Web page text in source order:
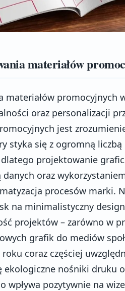
materiałów
promocyjnych
oraz personalizacji
jest
styka się z ogromną
projektowanie
oraz
procesów marki.
na minimalistyczny
projektów – zarówno w
grafik do mediów
coraz częściej
nośniki druku
pozytywnie na